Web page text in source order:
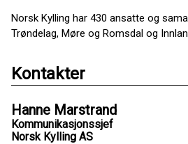
Norsk Kylling har 430 ansatte og
Trøndelag, Møre og Romsdal og
Kontakter
Hanne Marstrand
Kommunikasjonssjef
Norsk Kylling AS